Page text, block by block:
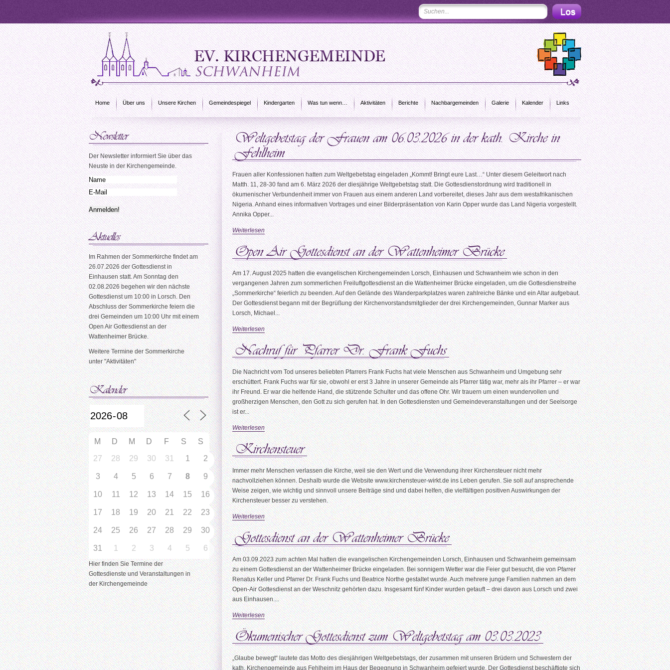
Home Über uns Unsere Kirchen Gemeindespiegel Kindergarten Was tun wenn… Aktivitäten Berichte Nachbargemeinden Galerie Kalender Links
Der Newsletter informiert Sie über das
Neuste in der Kirchengemeinde.
Im Rahmen der Sommerkirche findet am
26.07.2026 der Gottesdienst in
Einhausen statt. Am Sonntag den
02.08.2026 begehen wir den nächste
Gottesdienst um 10:00 in Lorsch. Den
Abschluss der Sommerkirche feiern die
drei Gemeinden um 10:00 Uhr mit einem
Open Air Gottesdienst an der
Wattenheimer Brücke.
Weitere Termine der Sommerkirche
unter "Aktivitäten"
M D M D F S
S
27
28 29 30 31 1 2
3 4 5 6 7 8 9
10 11 12 13 14 15 16
17 18 19 20 21 22 23
24 25 26 27 28 29 30
31 1 2 3 4 5 6
Hier finden Sie Termine der
Gottesdienste und Veranstaltungen in
der Kirchengemeinde
Frauen aller Konfessionen hatten zum Weltgebetstag eingeladen „Kommt! Bringt eure Last…“ Unter diesem Geleitwort nach
Matth. 11, 28-30 fand am 6. März 2026 der diesjährige Weltgebetstag statt. Die Gottesdienstordnung wird traditionell in
ökumenischer Verbundenheit immer von Frauen aus einem anderen Land vorbereitet, dieses Jahr aus dem westafrikanischen
Nigeria. Anhand eines informativen Vortrages und einer Bilderpräsentation von Karin Opper wurde das Land Nigeria vorgestellt.
Annika Opper...
Weiterlesen
Am 17. August 2025 hatten die evangelischen Kirchengemeinden Lorsch, Einhausen und Schwanheim wie schon in den
vergangenen Jahren zum sommerlichen Freiluftgottesdienst an die Wattenheimer Brücke eingeladen, um die Gottesdienstreihe
„Sommerkirche“ feierlich zu beenden. Auf den Gelände des Wanderparkplatzes waren zahlreiche Bänke und ein Altar aufgebaut.
Der Gottesdienst begann mit der Begrüßung der Kirchenvorstandsmitglieder der drei Kirchengemeinden, Gunnar Marker aus
Lorsch, Michael...
Weiterlesen
Die Nachricht vom Tod unseres beliebten Pfarrers Frank Fuchs hat viele Menschen aus Schwanheim und Umgebung sehr
erschüttert. Frank Fuchs war für sie, obwohl er erst 3 Jahre in unserer Gemeinde als Pfarrer tätig war, mehr als ihr Pfarrer – er war
ihr Freund. Er war die helfende Hand, die stützende Schulter und das offene Ohr. Wir trauern um einen wundervollen und
großherzigen Menschen, den Gott zu sich gerufen hat. In den Gottesdiensten und Gemeindeveranstaltungen und der Seelsorge
ist er...
Weiterlesen
Immer mehr Menschen verlassen die Kirche, weil sie den Wert und die Verwendung ihrer Kirchensteuer nicht mehr
nachvollziehen können. Deshalb wurde die Website www.kirchensteuer-wirkt.de ins Leben gerufen. Sie soll auf ansprechende
Weise zeigen, wie wichtig und sinnvoll unsere Beiträge sind und dabei helfen, die vielfältigen positiven Auswirkungen der
Kirchensteuer besser zu verstehen.
Weiterlesen
Am 03.09.2023 zum achten Mal hatten die evangelischen Kirchengemeinden Lorsch, Einhausen und Schwanheim gemeinsam
zu einem Gottesdienst an der Wattenheimer Brücke eingeladen. Bei sonnigem Wetter war die Feier gut besucht, die von Pfarrer
Renatus Keller und Pfarrer Dr. Frank Fuchs und Beatrice Northe gestaltet wurde. Auch mehrere junge Familien nahmen an dem
Open-Air Gottesdienst an der Weschnitz gehörten dazu. Insgesamt fünf Kinder wurden getauft – drei davon aus Lorsch und zwei
aus Einhausen....
Weiterlesen
„Glaube bewegt“ lautete das Motto des diesjährigen Weltgebetstags, der zusammen mit unseren Brüdern und Schwestern der
kath. Kirchengemeinde aus Fehlheim im Haus der Begegnung in Schwanheim gefeiert wurde. Der Gottesdienst beschäftigte sich